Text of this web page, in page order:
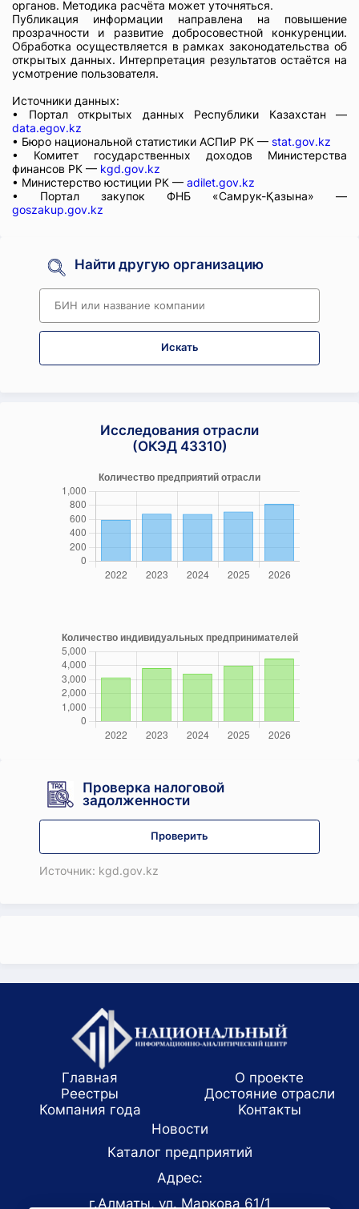
органов. Методика расчёта может уточняться.
Публикация информации направлена на повышение
прозрачности и развитие добросовестной конкуренции.
Обработка осуществляется в рамках законодательства об
открытых данных. Интерпретация результатов остаётся на
усмотрение пользователя.
Источники данных:
• Портал открытых данных Республики Казахстан —
data.egov.kz
• Бюро национальной статистики АСПиР РК — stat.gov.kz
• Комитет государственных доходов Министерства
финансов РК — kgd.gov.kz
• Министерство юстиции РК — adilet.gov.kz
• Портал закупок ФНБ «Самрук-Қазына» —
goszakup.gov.kz
Найти другую организацию
Искать
Исследования отрасли
(ОКЭД 43310)
Проверка налоговой
задолженности
Проверить
Источник: kgd.gov.kz
Главная
О проекте
Реестры
Достояние отрасли
Компания года
Koнтaкты
Новости
Каталог предприятий
Адрес:
г.Алматы, ул. Маркова 61/1